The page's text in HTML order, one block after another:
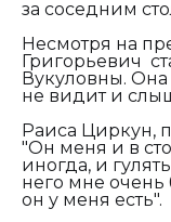
за соседним
Несмотря на
Григорьевич
Вукуловны. Она
не видит и
Раиса Циркун,
"Он меня и в
иногда, и
него мне
он у меня есть".